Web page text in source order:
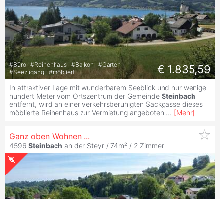
#Büro #Reihenhaus #Balkon #Garten
#Seezugang #möbliert € 1.835,59
In attraktiver Lage mit wunderbarem Seeblick und nur wenige
hundert Meter vom Ortszentrum der Gemeinde Steinbach
entfernt, wird an einer verkehrsberuhigten Sackgasse dieses
möblierte Reihenhaus zur Vermietung angeboten.... [Mehr]
Ganz oben Wohnen ...
4596 Steinbach an der Steyr / 74m² / 2 Zimmer